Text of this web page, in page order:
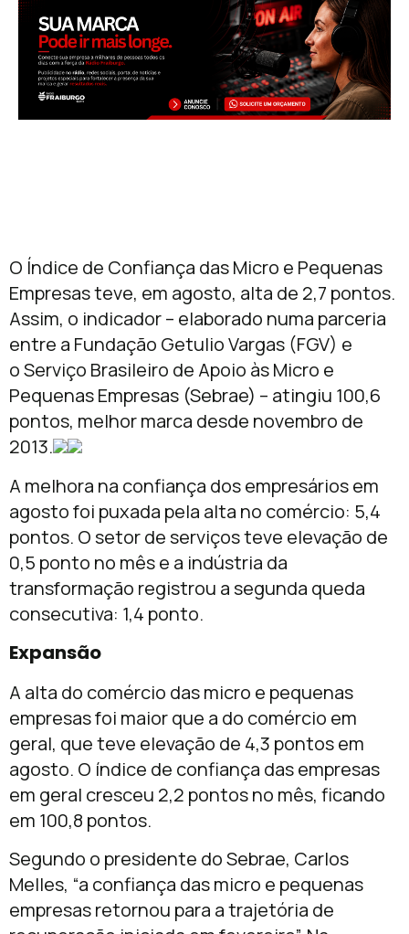
O Índice de Confiança das Micro e Pequenas
Empresas teve, em agosto, alta de 2,7 pontos.
Assim, o indicador – elaborado numa parceria
entre a Fundação Getulio Vargas (FGV) e
o Serviço Brasileiro de Apoio às Micro e
Pequenas Empresas (Sebrae) – atingiu 100,6
pontos, melhor marca desde novembro de
2013.
A melhora na confiança dos empresários em
agosto foi puxada pela alta no comércio: 5,4
pontos. O setor de serviços teve elevação de
0,5 ponto no mês e a indústria da
transformação registrou a segunda queda
consecutiva: 1,4 ponto.
Expansão
A alta do comércio das micro e pequenas
empresas foi maior que a do comércio em
geral, que teve elevação de 4,3 pontos em
agosto. O índice de confiança das empresas
em geral cresceu 2,2 pontos no mês, ficando
em 100,8 pontos.
Segundo o presidente do Sebrae, Carlos
Melles, “a confiança das micro e pequenas
empresas retornou para a trajetória de